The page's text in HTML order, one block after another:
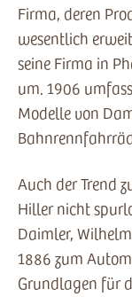
Firma, deren
wesentlich
seine Firma in
um. 1906
Modelle von
Auch der Trend
Hiller nicht
Daimler,
1886 zum
Grundlagen für